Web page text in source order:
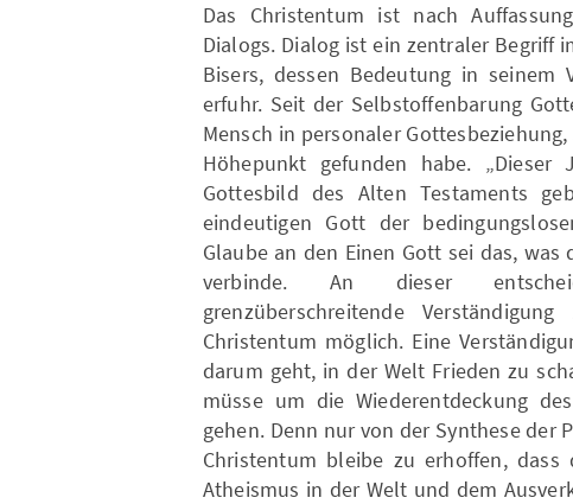
Das Christentum ist nach
Dialogs. Dialog ist ein zentraler Begriff
Bisers, dessen Bedeutung in seinem
erfuhr. Seit der Selbstoffenbarung
Mensch in personaler
Höhepunkt gefunden habe.
Gottesbild des Alten Testaments
eindeutigen Gott der
Glaube an den Einen Gott sei das,
verbinde. An dieser
grenzüberschreitende
Christentum möglich. Eine
darum geht, in der Welt Frieden zu
müsse um die Wiederentdeckung
gehen. Denn nur von der Synthese
Christentum bleibe zu erhoffen,
Atheismus in der Welt und dem